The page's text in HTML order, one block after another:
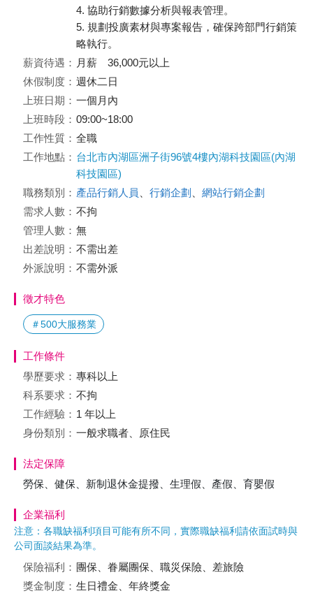
4. 協助行銷數據分析與報表管理。
5. 規劃投廣素材與專案報告，確保跨部門行銷策
略執行。
薪資待遇： 月薪 36,000元以上
休假制度： 週休二日
上班日期： 一個月內
上班時段： 09:00~18:00
工作性質： 全職
工作地點： 台北市內湖區洲子街96號4樓內湖科技園區(內湖
科技園區)
職務類別： 產品行銷人員 行銷企劃
網站行銷企劃
需求人數： 不拘
管理人數： 無
出差說明： 不需出差
外派說明： 不需外派
徵才特色
＃500大服務業
工作條件
學歷要求： 專科以上
科系要求： 不拘
工作經驗： 1 年以上
身份類別： 一般求職者、原住民
法定保障
勞保、健保、新制退休金提撥、生理假、產假、育嬰假
企業福利
注意：各職缺福利項目可能有所不同，實際職缺福利請依面試時與
公司面談結果為準。
保險福利： 團保、眷屬團保、職災保險、差旅險
獎金制度： 生日禮金、年終獎金